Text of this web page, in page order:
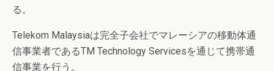
る。
Telekom Malaysiaは完全子会社でマレーシアの移動体通
信事業者であるTM Technology Servicesを通じて携帯通
信事業を行う。